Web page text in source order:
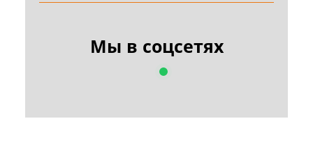
Мы в соцсетях